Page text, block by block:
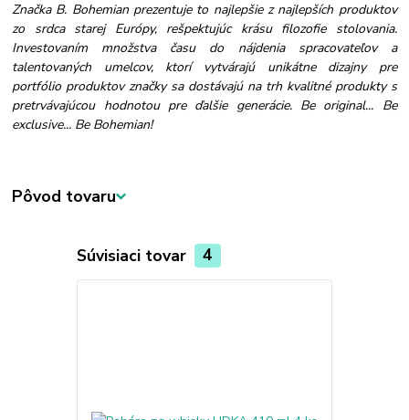
Značka B. Bohemian prezentuje to najlepšie z najlepších produktov
zo srdca starej Európy, rešpektujúc krásu filozofie stolovania.
Investovaním množstva času do nájdenia spracovateľov a
talentovaných umelcov, ktorí vytvárajú unikátne dizajny pre
portfólio produktov značky sa dostávajú na trh kvalitné produkty s
pretrvávajúcou hodnotou pre ďalšie generácie. Be original... Be
exclusive... Be Bohemian!
Pôvod tovaru
Súvisiaci tovar 4